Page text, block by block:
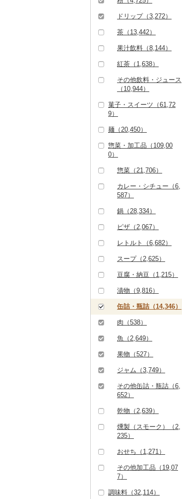
飛騨牛（4,697）
近江牛（3,327）
神戸牛・神戸ビーフ
（3,077）
但馬牛（811）
土佐あかうし（164）
佐賀牛（6,812）
長崎和牛（2,289）
あか牛（1,745）
宮崎牛（2,430）
（8,388）
その他鶏肉（5,344）
サザエ（260）
はまぐり（268）
その他貝（1,241）
カツオ（1,570）
金目鯛（904）
クエ（249）
くじら（227）
サバ（3,109）
さんま（359）
鯛（1,677）
のどぐろ（462）
ふぐ（2,390）
ブリ（1,158）
ひじき（410）
その他海苔・海藻（2,
286）
その他干物（11,980）
（48,331）
しらす・ちりめん（7,
059）
かまぼこ・練り製品
（36,875）
ミルキークィーン（2,
507）
ななつぼし（4,644）
その他米（9,293）
レモン（851）
不知火・デコポン（2,
まどんな（328）
ポンカン（735）
その他柑橘（8,370）
キウイ（1,245）
柿（カキ）（2,886）
ドライフルーツ（4,33
干し芋（1,532）
その他ドライフルーツ
びわ（226）
ブルーベリー（692）
パイナップル（191）
栗（502）
その他果物（3,062）
レンコン（117）
にんにく・生姜（1,11
7）
その他根菜（366）
しいたけ（1,127）
松茸（161）
その他きのこ（947）
その他野菜（7,077）
山菜（283）
かぼちゃ（402）
茄子（303）
レタス（214）
その他野菜（5,780）
その他焼酎（4,751）
赤ワイン（3,653）
シャンパン・スパーク
5）
リキュール・洋酒（3,
8）
その他酒（4,307）
ドリップ（3,272）
茶（13,442）
飲料（3,223）
茶葉・ティーバッグ
静岡茶（883）
足柄茶（74）
果汁飲料（8,144）
りんごジュース（1,62
みかんジュース（オレ
6）
3）
紅茶（1,638）
飲料（152）
（1,466）
その他飲料・ジュース
（10,944）
野菜ジュース（2,88
炭酸飲料（1,958）
豆乳（300）
（5,356）
菓子・スイーツ（61,72
9）
ケーキ（10,484）
クッキー（3,509）
ゼリー（5,397）
チョコレート（2,78
（10,351）
その他洋菓子（8,14
煎餅・おかき（2,30
2）
羊羹（842）
饅頭（1,552）
大福（889）
その他和菓子（9,80
麺（20,450）
ラーメン（7,248）
パスタ（900）
ひやむぎ（234）
そうめん（2,894）
その他麺（3,093）
惣菜・加工品（109,00
0）
惣菜（21,706）
餃子（5,257）
カレー・シチュー（6,
587）
カレー（5,829）
シチュー（1,054）
鍋（28,334）
肉（22,429）
魚（4,509）
その他鍋（1,544）
ピザ（2,067）
レトルト（6,682）
スープ（2,625）
豆腐・納豆（1,215）
豆腐（574）
納豆（623）
漬物（9,816）
梅干（6,410）
キムチ（1,171）
その他漬物（2,324）
缶詰・瓶詰（14,346）
肉（538）
魚（2,649）
果物（527）
ジャム（3,749）
その他缶詰・瓶詰（6,
652）
乾物（2,639）
燻製（スモーク）（2,
235）
おせち（1,271）
その他加工品（19,07
7）
調味料（32,114）